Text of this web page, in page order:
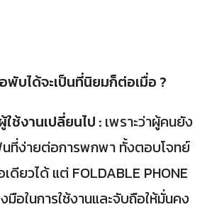
บได้จะเป็นที่นิยมก็ต่อเมื่อ ?
ช้งานเปลี่ยนไป : เพราะว่าผู้คนยัง
ที่ง่ายต่อการพกพา ทั้งตอบโจทย์
ดียวได้ แต่ FOLDABLE PHONE
อในการใช้งานและจับถือให้มั่นคง